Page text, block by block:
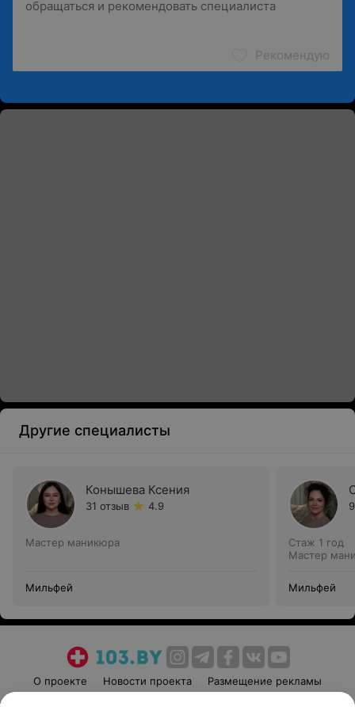
Рекомендую
Другие специалисты
Конышева Ксения
31 отзыв 4.9
Мастер маникюра
Мильфей
Стаж 1 год
Мастер
Мильфей
О проекте Новости проекта
Размещение рекламы